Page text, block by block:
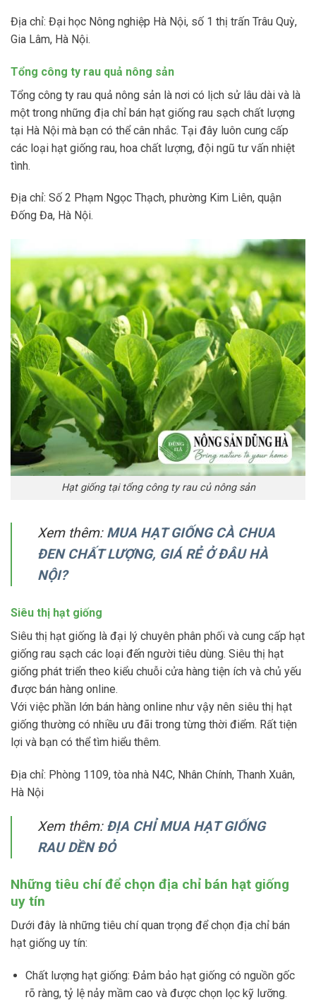
Địa chỉ: Đại học Nông nghiệp Hà Nội, số 1 thị trấn Trâu Quỳ,
Gia Lâm, Hà Nội.
Tổng công ty rau quả nông sản
Tổng công ty rau quả nông sản là nơi có lịch sử lâu dài và là
một trong những địa chỉ bán hạt giống rau sạch chất lượng
tại Hà Nội mà bạn có thể cân nhắc. Tại đây luôn cung cấp
các loại hạt giống rau, hoa chất lượng, đội ngũ tư vấn nhiệt
tình.
Địa chỉ: Số 2 Phạm Ngọc Thạch, phường Kim Liên, quận
Đống Đa, Hà Nội.
Hạt giống tại tổng công ty rau củ nông sản
Xem thêm: MUA HẠT GIỐNG CÀ CHUA
ĐEN CHẤT LƯỢNG, GIÁ RẺ Ở ĐÂU HÀ
NỘI?
Siêu thị hạt giống
Siêu thị hạt giống là đại lý chuyên phân phối và cung cấp hạt
giống rau sạch các loại đến người tiêu dùng. Siêu thị hạt
giống phát triển theo kiểu chuỗi cửa hàng tiện ích và chủ yếu
được bán hàng online.
Với việc phần lớn bán hàng online như vậy nên siêu thị hạt
giống thường có nhiều ưu đãi trong từng thời điểm. Rất tiện
lợi và bạn có thể tìm hiểu thêm.
Địa chỉ: Phòng 1109, tòa nhà N4C, Nhân Chính, Thanh Xuân,
Hà Nội
Xem thêm: ĐỊA CHỈ MUA HẠT GIỐNG
RAU DỀN ĐỎ
Những tiêu chí để chọn địa chỉ bán hạt giống
uy tín
Dưới đây là những tiêu chí quan trọng để chọn địa chỉ bán
hạt giống uy tín:
Chất lượng hạt giống: Đảm bảo hạt giống có nguồn gốc
rõ ràng, tỷ lệ nảy mầm cao và được chọn lọc kỹ lưỡng.